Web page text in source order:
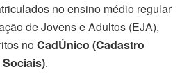
no ensino médio regular
de Jovens e Adultos (EJA),
noCadÚnico (Cadastro
.